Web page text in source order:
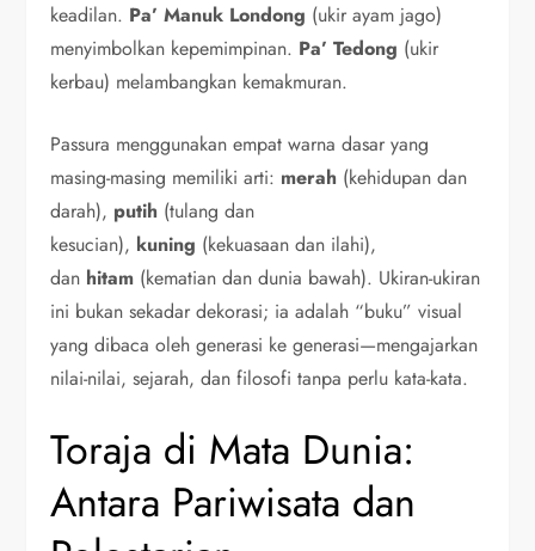
keadilan. Pa’ Manuk Londong (ukir ayam jago)
menyimbolkan kepemimpinan. Pa’ Tedong (ukir
kerbau) melambangkan kemakmuran.
Passura menggunakan empat warna dasar yang
masing-masing memiliki arti: merah (kehidupan dan
darah), putih (tulang dan
kesucian), kuning (kekuasaan dan ilahi),
dan hitam (kematian dan dunia bawah). Ukiran-ukiran
ini bukan sekadar dekorasi; ia adalah “buku” visual
yang dibaca oleh generasi ke generasi—mengajarkan
nilai-nilai, sejarah, dan filosofi tanpa perlu kata-kata.
Toraja di Mata Dunia:
Antara Pariwisata dan